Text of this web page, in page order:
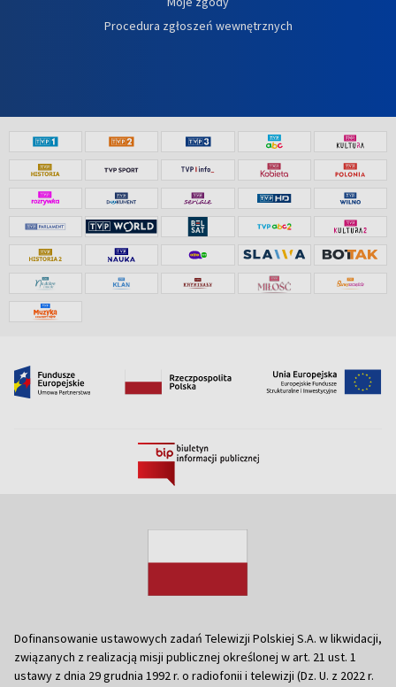
Procedura zgłoszeń wewnętrznych
Dofinansowanie ustawowych zadań Telewizji Polskiej S.A. w likwidacji,
związanych z realizacją misji publicznej określonej w art. 21 ust. 1
ustawy z dnia 29 grudnia 1992 r. o radiofonii i telewizji (Dz. U. z 2022 r.